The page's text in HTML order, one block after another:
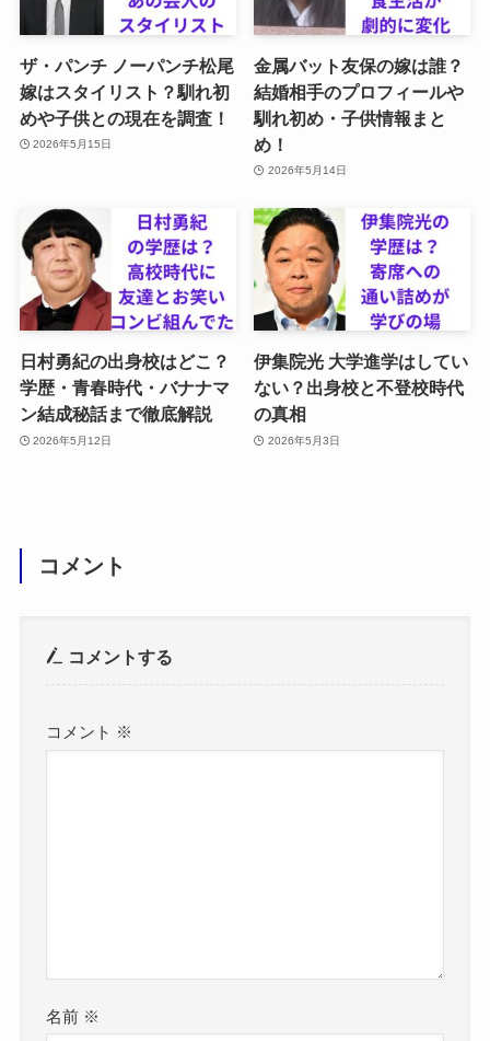
ザ・パンチ ノーパンチ松尾
嫁はスタイリスト？馴れ初
めや子供との現在を調査！
2026年5月15日
金属バット友保の嫁は誰？
結婚相手のプロフィールや
馴れ初め・子供情報まと
め！
2026年5月14日
日村勇紀の出身校はどこ？
学歴・青春時代・バナナマ
ン結成秘話まで徹底解説
2026年5月12日
伊集院光 大学進学はしてい
ない？出身校と不登校時代
の真相
2026年5月3日
コメント
コメントする
コメント ※
名前 ※